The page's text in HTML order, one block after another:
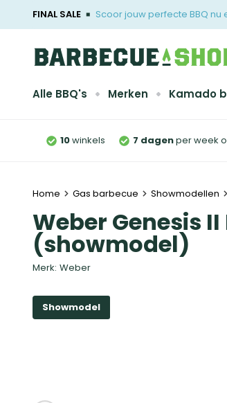
FINAL SALE Scoor jouw perfecte BBQ nu
Alle BBQ's Merken Kamado
10winkels 7 dagenper week
Home Gas barbecue Showmodellen
Weber Genesis II
(showmodel)
Merk: Weber
Showmodel